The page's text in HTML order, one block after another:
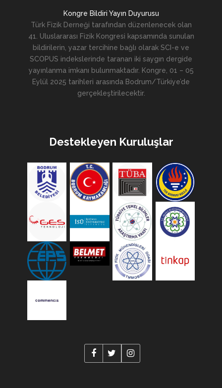
Kongre Bildiri Yayın Duyurusu
Türk Fizik Derneği tarafından düzenlenecek olan
41. Uluslararası Fizik Kongresi kapsamında sunulan
bildirilerin, yazar tercihine bağlı olarak SCI-e ve
SCOPUS indekslerinde taranan iki saygın dergide
yayınlanma imkanı bulunmaktadır. Kongre, 01 – 05
Eylül 2025 tarihleri arasında Bodrum/Türkiye’de
gerçekleştirilecektir.
Destekleyen Kuruluşlar